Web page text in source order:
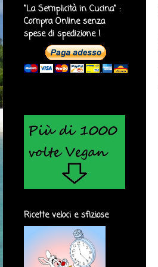
"La Semplicità in Cucina" :
Compra Online senza
spese di spedizione !
Ricette veloci e sfiziose